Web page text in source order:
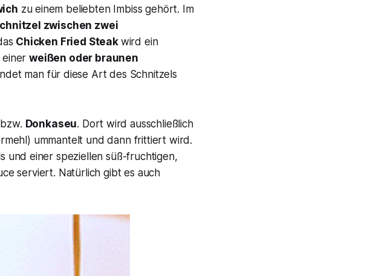
zu einem beliebten Imbiss gehört. Im
zwischen zwei
Chicken Fried Steak wird ein
einerweißen oder braunen
man für diese Art des Schnitzels
bzw. Donkaseu. Dort wird ausschließlich
ummantelt und dann frittiert wird.
und einer speziellen süß-fruchtigen,
serviert. Natürlich gibt es auch